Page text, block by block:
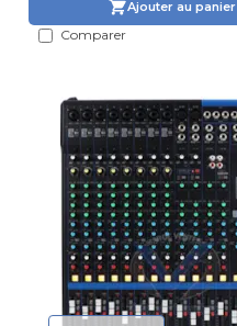
Ajouter au panier
Comparer